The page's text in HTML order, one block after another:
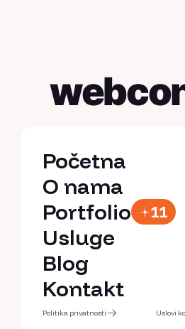
Početna
Početna
O nama
O nama
Portfolio
Portfolio
11
Usluge
Usluge
Blog
Blog
Kontakt
Kontakt
Politika privatnosti Uslovi